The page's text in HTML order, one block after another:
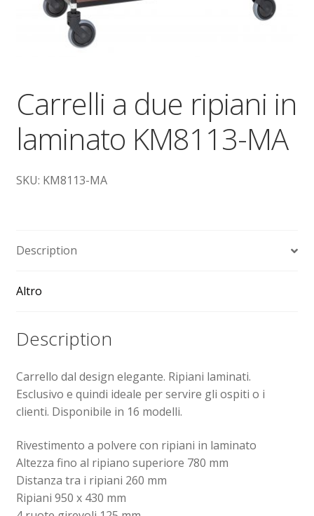
Ordini
Pagamenti
Pagamento
Privacy
Shop
Transpallet
Carrelli a due ripiani in
laminato KM8113-MA
SKU: KM8113-MA
Description
Altro
Description
Carrello dal design elegante. Ripiani laminati.
Esclusivo e quindi ideale per servire gli ospiti o i
clienti. Disponibile in 16 modelli.
Rivestimento a polvere con ripiani in laminato
Altezza fino al ripiano superiore 780 mm
Distanza tra i ripiani 260 mm
Ripiani 950 x 430 mm